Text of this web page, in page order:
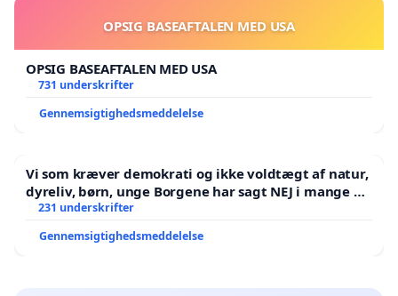
OPSIG BASEAFTALEN MED USA
OPSIG BASEAFTALEN MED USA
731 underskrifter
Gennemsigtighedsmeddelelse
Vi som kræver demokrati og ikke voldtægt af natur,
dyreliv, børn, unge Borgene har sagt NEJ i mange år.
Der er
231 underskrifter
Gennemsigtighedsmeddelelse